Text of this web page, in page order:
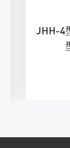
JHH-4